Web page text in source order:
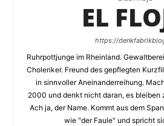
EL
https://
Ruhrpottjunge im Rheinland.
Choleriker. Freund des gepflegten
in sinnvoller Aneinanderreihung.
2000 und denkt nicht daran, es bleiben
Ach ja, der Name. Kommt aus dem
wie "der Faule" und spricht